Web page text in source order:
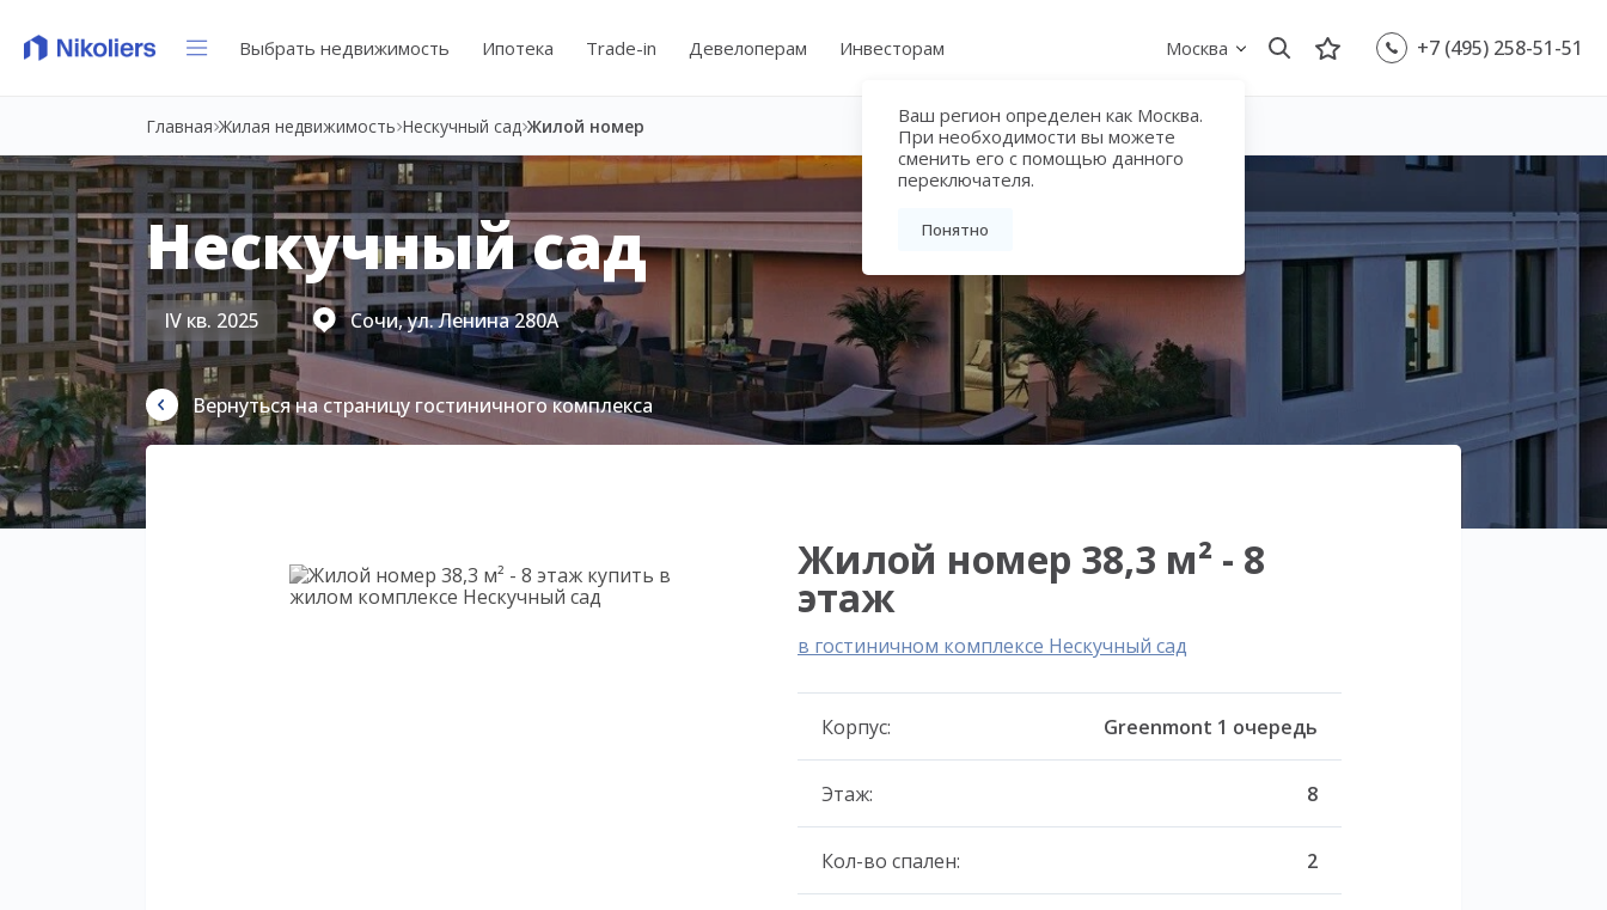
Выбрать недвижимость Ипотека Trade-in Девелоперам Инвесторам Москва
Ваш регион определен как Москва.
При необходимости вы можете
сменить его с помощью данного
переключателя.
Понятно
+7 (495) 258-51-51
Главная Жилая недвижимость Нескучный сад Жилой номер
Нескучный сад
IV кв. 2025 Сочи, ул. Ленина 280А
Вернуться на страницу гостиничного комплекса
Жилой номер 38,3 м² - 8
этаж
в гостиничном комплексе Нескучный сад
Корпус: Greenmont 1 очередь
Этаж: 8
Кол-во спален: 2